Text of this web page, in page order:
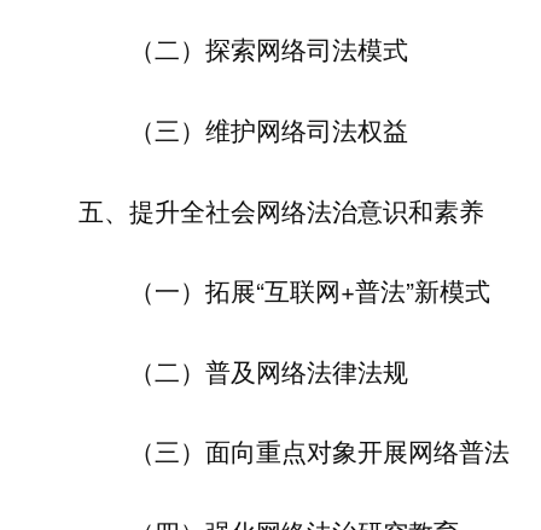
（二）探索网络司法模式
（三）维护网络司法权益
五、提升全社会网络法治意识和素养
（一）拓展“互联网+普法”新模式
（二）普及网络法律法规
（三）面向重点对象开展网络普法